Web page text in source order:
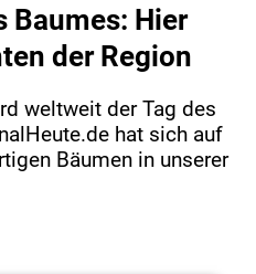
Baumes: Hier
der Region
weltweit der Tag des
hat sich auf
Bäumen in unserer